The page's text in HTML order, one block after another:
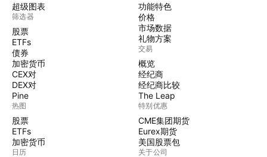
超级图表
筛选器
股票
ETFs
债券
加密货币
CEX对
DEX对
Pine
热图
股票
ETFs
加密货币
日历
功能特色
价格
市场数据
礼物方案
交易
概览
经纪商
经纪商比较
The Leap
特别优惠
CME集团期货
Eurex期货
美国股票包
关于公司